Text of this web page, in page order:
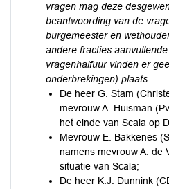
vragen mag deze
beantwoording van de
burgemeester en
andere fracties
vragenhalfuur vinden er
onderbrekingen) plaats.
De heer G. Stam
mevrouw A. Huisman
het einde van Scala op
Mevrouw E. Bakkenes
namens mevrouw A. de
situatie van Scala;
De heer K.J. Dunnink